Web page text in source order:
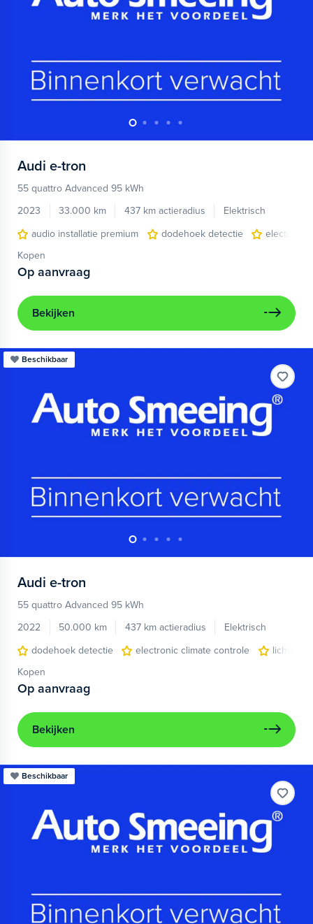
Audi e-tron
55 quattro Advanced 95 kWh
2023
33.000 km 437 km actieradius
Elektrisch
audio installatie premium
dodehoek detectie
electronic
Kopen
Op aanvraag
Bekijken
Beschikbaar
Audi e-tron
55 quattro Advanced 95 kWh
2022
50.000 km 437 km actieradius
Elektrisch
dodehoek detectie
electronic climate controle
Kopen
Op aanvraag
Bekijken
Beschikbaar